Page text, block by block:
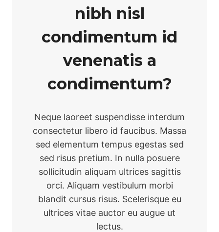
nibh nisl
condimentum id
venenatis a
condimentum?
Neque laoreet suspendisse interdum
consectetur libero id faucibus. Massa
sed elementum tempus egestas sed
sed risus pretium. In nulla posuere
sollicitudin aliquam ultrices sagittis
orci. Aliquam vestibulum morbi
blandit cursus risus. Scelerisque eu
ultrices vitae auctor eu augue ut
lectus.